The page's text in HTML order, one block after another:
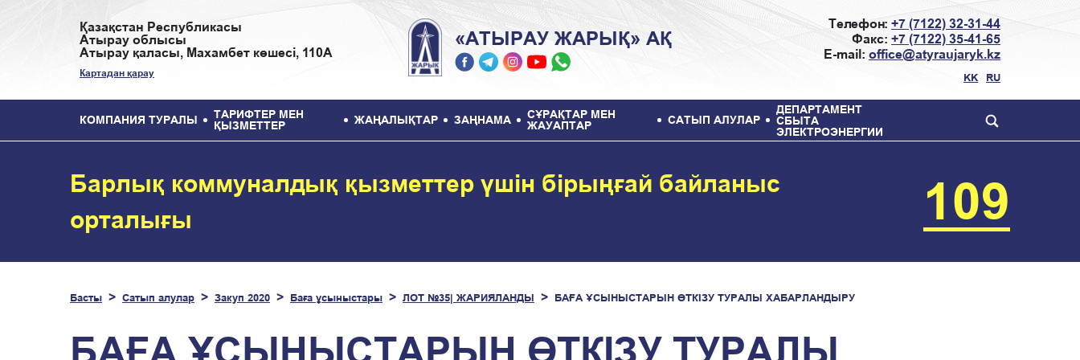
Қазақстан Республикасы
Атырау облысы
Атырау қаласы, Махамбет көшесі, 110А
Картадан қарау
«АТЫРАУ ЖАРЫҚ» АҚ
Телефон: +7 (7122) 32-31-44
Факс: +7 (7122) 35-41-65
E-mail: office@atyraujaryk.kz
KK RU
КОМПАНИЯ ТУРАЛЫ
ТАРИФТЕР МЕН
ҚЫЗМЕТТЕР
ЖАҢАЛЫҚТАР ЗАҢНАМА
СҰРАҚТАР МЕН
ЖАУАПТАР
САТЫП АЛУЛАР
ДЕПАРТАМЕНТ
СБЫТА
ЭЛЕКТРОЭНЕРГИИ
Барлық коммуналдық қызметтер үшін бірыңғай байланыс
орталығы
109
Басты Сатып алулар Закуп 2020 Баға ұсыныстары ЛОТ №35| ЖАРИЯЛАНДЫ БАҒА ҰСЫНЫСТАРЫН ӨТКІЗУ ТУРАЛЫ ХАБАРЛАНДЫРУ